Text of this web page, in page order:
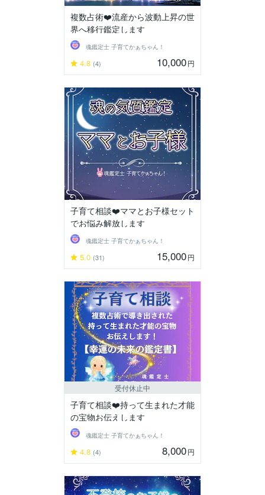
複数占術❤️流産から波動上昇の世
界へ移行鑑定します
魂鑑定士 子育てかぁちゃん！
4.8 (4) 10,000円
子育て相談❤️ママとお子様セット
でお悩み解放します
魂鑑定士 子育てかぁちゃん！
5.0 (31) 15,000円
受付休止中
子育て相談❤️持って生まれた才能
の宝物お伝えします
魂鑑定士 子育てかぁちゃん！
4.8 (4) 8,000円